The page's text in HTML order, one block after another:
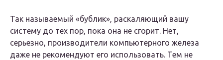
Так называемый «бублик», раскаляющий вашу
систему до тех пор, пока она не сгорит. Нет,
серьезно, производители компьютерного железа
даже не рекомендуют его использовать. Тем не